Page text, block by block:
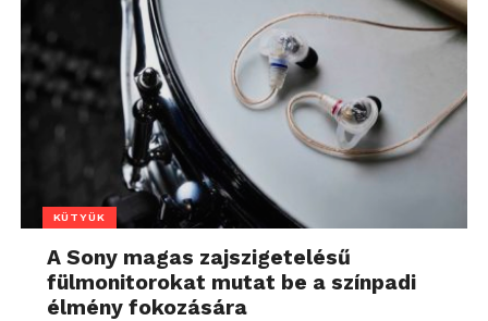
KÜTYÜK
A Sony magas zajszigetelésű
fülmonitorokat mutat be a színpadi
élmény fokozására